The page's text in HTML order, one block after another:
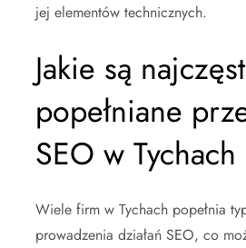
jej elementów technicznych.
Jakie są
popełniane
SEO w Tychach
Wiele firm w Tychach popełnia
prowadzenia działań SEO, co